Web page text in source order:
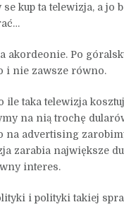
se kup ta telewizja, a jo
akordeonie. Po
i nie zawsze równo.
ile taka telewizja
na nią trochę
na advertising
zarabia największe
interes.
i polityki takiej